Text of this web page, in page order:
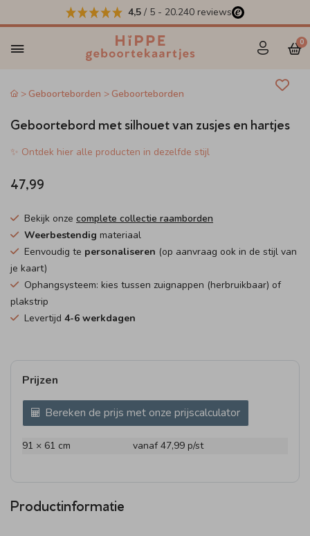
4,5 / 5 - 20.240 reviews
0
Geboorteborden Geboorteborden
Geboortebord met silhouet van zusjes en hartjes
✨ Ontdek hier alle producten in dezelfde stijl
47,99
Bekijk onze complete collectie raamborden
Weerbestendig materiaal
Eenvoudig te personaliseren (op aanvraag ook in de stijl van
je kaart)
Ophangsysteem: kies tussen zuignappen (herbruikbaar) of
plakstrip
Levertijd 4-6 werkdagen
Prijzen
Bereken de prijs met onze prijscalculator
91 × 61 cm vanaf 47,99 p/st
Productinformatie